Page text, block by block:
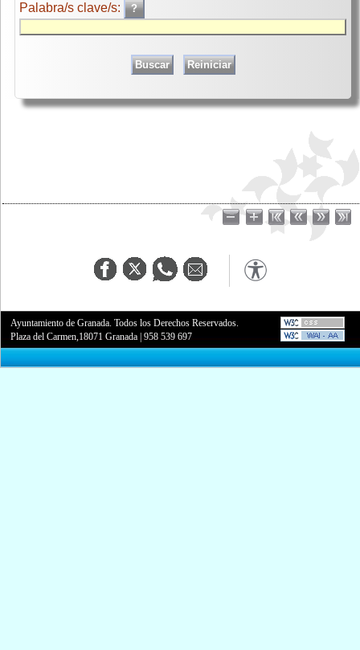
Palabra/s clave/s:
Ayuntamiento de Granada. Todos los Derechos Reservados.
Plaza del Carmen,18071 Granada |958 539 697